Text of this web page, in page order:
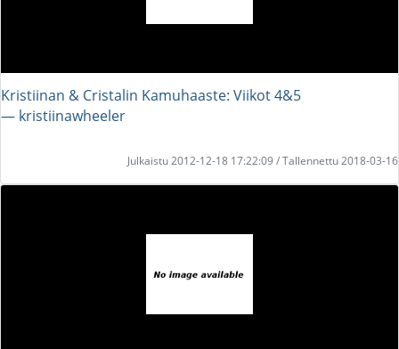
Kristiinan & Cristalin Kamuhaaste: Viikot 4&5
― kristiinawheeler
Julkaistu 2012-12-18 17:22:09 / Tallennettu 2018-03-16